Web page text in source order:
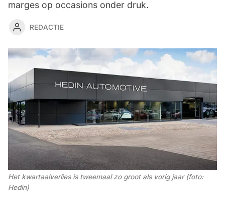
marges op occasions onder druk.
REDACTIE
Het kwartaalverlies is tweemaal zo groot als vorig jaar (foto:
Hedin)